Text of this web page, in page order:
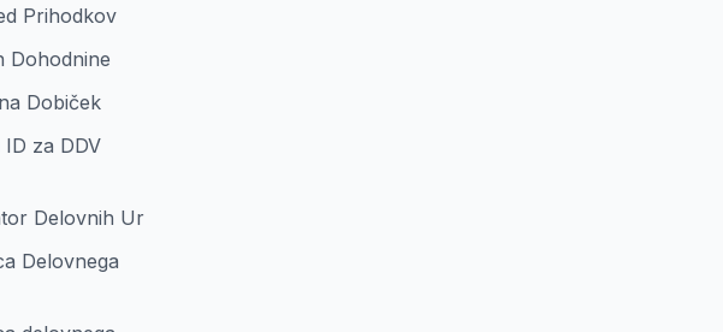
Prihodkov
Dohodnine
Dobiček
za DDV
Delovnih Ur
Delovnega